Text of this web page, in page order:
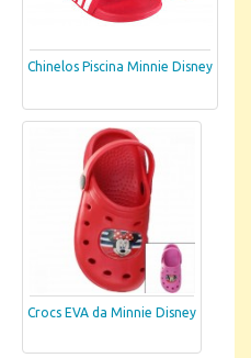
Chinelos Piscina Minnie Disney
Crocs EVA da Minnie Disney